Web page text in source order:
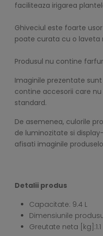
faciliteaza irigarea
Ghiveciul este foarte
poate curata cu o laveta
Produsul nu contine
Imaginile prezentate
contine accesorii care
standard.
De asemenea, culorile
de luminozitate si
afisati imaginile
Detalii produs
Capacitate: 9.4 L
Dimensiunile
Greutate neta [kg]:1.1